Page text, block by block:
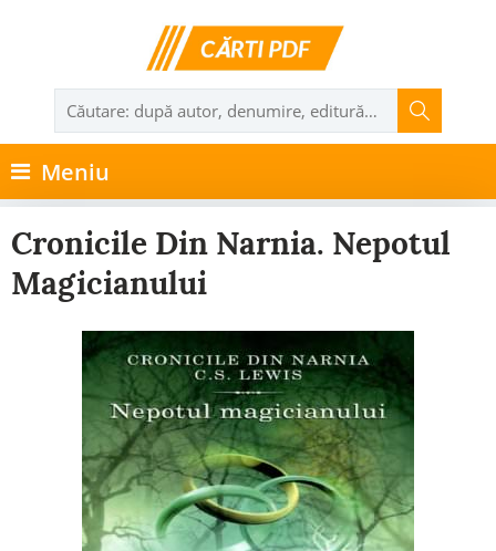
Meniu
Cronicile Din Narnia. Nepotul
Magicianului